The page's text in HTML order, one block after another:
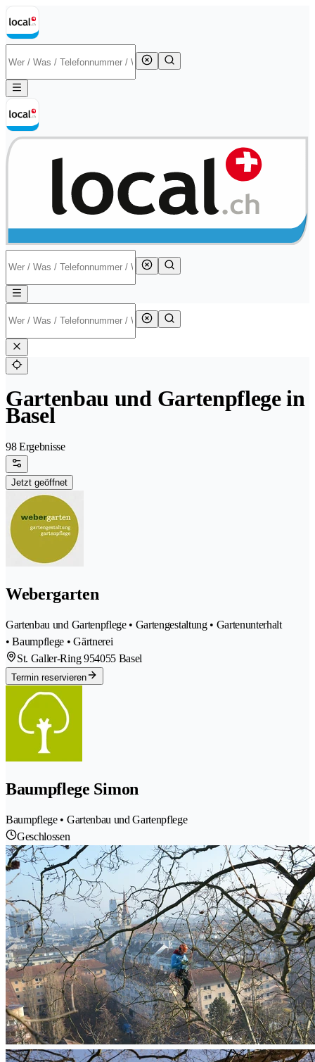
Gartenbau und Gartenpflege in
Basel
98 Ergebnisse
Jetzt geöffnet
Webergarten
Gartenbau und Gartenpflege • Gartengestaltung • Gartenunterhalt
• Baumpflege • Gärtnerei
St. Galler-Ring 954055 Basel
Termin reservieren
Baumpflege Simon
Baumpflege • Gartenbau und Gartenpflege
Geschlossen